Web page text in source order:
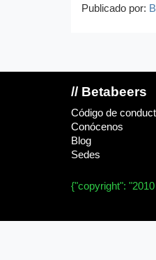
Publicado por:
// Betabeers
Código de
Conócenos
Blog
Sedes
{"copyright":